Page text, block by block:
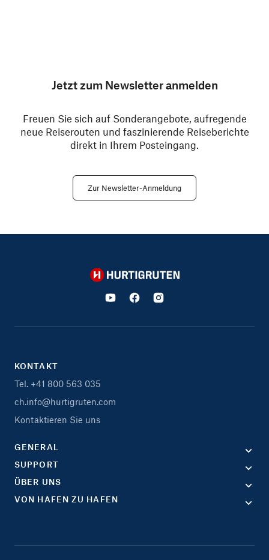
Jetzt zum Newsletter anmelden
Freuen Sie sich auf Sonderangebote, aufregende
neue Reiserouten und faszinierende Reiseberichte
direkt in Ihrem Posteingang.
Zur Newsletter-Anmeldung
Hurtigruten
KONTAKT
Tel. +41 800 563 035
ch.info@hurtigruten.com
Kontaktieren Sie uns
GENERAL
SUPPORT
ÜBER UNS
VON HAFEN ZU HAFEN